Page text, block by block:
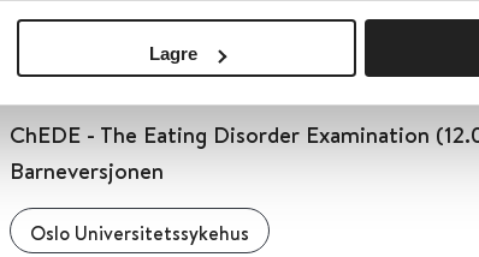
Lagre
ChEDE - The Eating Disorder Examination
Barneversjonen
Oslo Universitetssykehus